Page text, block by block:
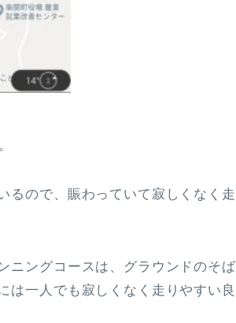
るので、賑わっていて寂しくなく走
ニングコースは、グラウンドのそば
は一人でも寂しくなく走りやすい良